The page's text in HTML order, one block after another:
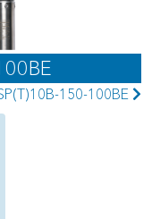
150-100BE